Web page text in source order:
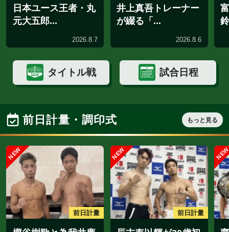
独占インタビュー
NEW
田中空が再起戦へ!
東京ドー...
2026.8.8
北野武郎が雪辱
にOPBF王...